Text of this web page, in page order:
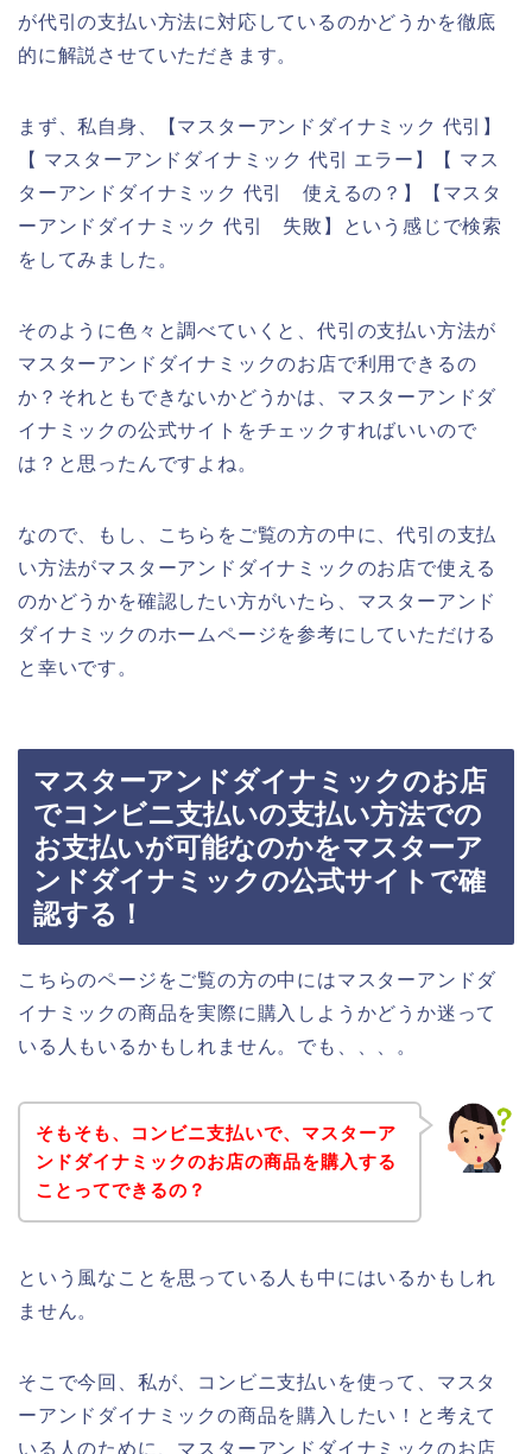
が代引の支払い方法に対応しているのかどうかを徹底
的に解説させていただきます。
まず、私自身、【マスターアンドダイナミック 代引】
【 マスターアンドダイナミック 代引 エラー】【 マス
ターアンドダイナミック 代引 使えるの？】【マスタ
ーアンドダイナミック 代引 失敗】という感じで検索
をしてみました。
そのように色々と調べていくと、代引の支払い方法が
マスターアンドダイナミックのお店で利用できるの
か？それともできないかどうかは、マスターアンドダ
イナミックの公式サイトをチェックすればいいので
は？と思ったんですよね。
なので、もし、こちらをご覧の方の中に、代引の支払
い方法がマスターアンドダイナミックのお店で使える
のかどうかを確認したい方がいたら、マスターアンド
ダイナミックのホームページを参考にしていただける
と幸いです。
マスターアンドダイナミックのお店
でコンビニ支払いの支払い方法での
お支払いが可能なのかをマスターア
ンドダイナミックの公式サイトで確
認する！
こちらのページをご覧の方の中にはマスターアンドダ
イナミックの商品を実際に購入しようかどうか迷って
いる人もいるかもしれません。でも、、、。
そもそも、コンビニ支払いで、マスターア
ンドダイナミックのお店の商品を購入する
ことってできるの？
という風なことを思っている人も中にはいるかもしれ
ません。
そこで今回、私が、コンビニ支払いを使って、マスタ
ーアンドダイナミックの商品を購入したい！と考えて
いる人のために、マスターアンドダイナミックのお店